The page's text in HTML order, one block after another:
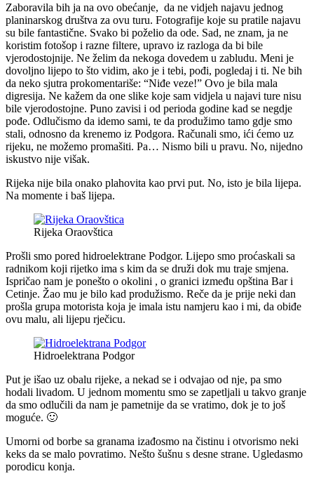
Zaboravila bih ja na ovo obećanje, da ne vidjeh najavu jednog
planinarskog društva za ovu turu. Fotografije koje su pratile najavu
su bile fantastične. Svako bi poželio da ode. Sad, ne znam, ja ne
koristim fotošop i razne filtere, upravo iz razloga da bi bile
vjerodostojnije. Ne želim da nekoga dovedem u zabludu. Meni je
dovoljno lijepo to što vidim, ako je i tebi, pođi, pogledaj i ti. Ne bih
da neko sjutra prokomentariše: “Niđe veze!” Ovo je bila mala
digresija. Ne kažem da one slike koje sam vidjela u najavi ture nisu
bile vjerodostojne. Puno zavisi i od perioda godine kad se negdje
pođe. Odlučismo da idemo sami, te da produžimo tamo gdje smo
stali, odnosno da krenemo iz Podgora. Računali smo, ići ćemo uz
rijeku, ne možemo promašiti. Pa… Nismo bili u pravu. No, nijedno
iskustvo nije višak.
Rijeka nije bila onako plahovita kao prvi put. No, isto je bila lijepa.
Na momente i baš lijepa.
Rijeka Oraovštica
Prošli smo pored hidroelektrane Podgor. Lijepo smo proćaskali sa
radnikom koji rijetko ima s kim da se druži dok mu traje smjena.
Ispričao nam je ponešto o okolini , o granici između opština Bar i
Cetinje. Žao mu je bilo kad produžismo. Reče da je prije neki dan
prošla grupa motorista koja je imala istu namjeru kao i mi, da obiđe
ovu malu, ali lijepu rječicu.
Hidroelektrana Podgor
Put je išao uz obalu rijeke, a nekad se i odvajao od nje, pa smo
hodali livadom. U jednom momentu smo se zapetljali u takvo granje
da smo odlučili da nam je pametnije da se vratimo, dok je to još
moguće. 🙂
Umorni od borbe sa granama izađosmo na čistinu i otvorismo neki
keks da se malo povratimo. Nešto šušnu s desne strane. Ugledasmo
porodicu konja.